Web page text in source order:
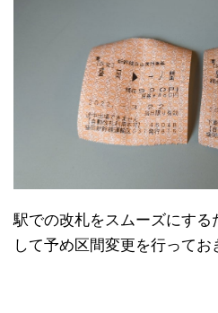
駅での改札をスムーズにす
して予め区間変更を行ってお